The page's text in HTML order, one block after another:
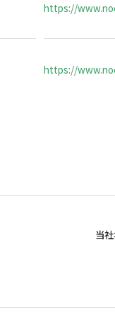
https://
https://
当